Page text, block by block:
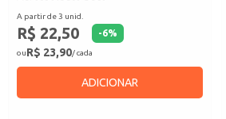
A partir de 3 unid.
R$ 22,50 -6%
ouR$ 23,90/ cada
ADICIONAR